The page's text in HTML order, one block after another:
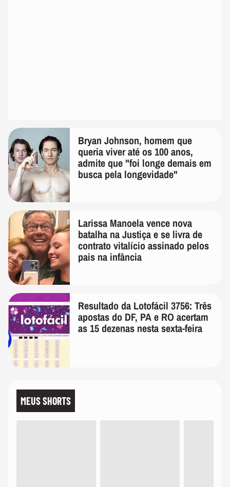
Bryan Johnson, homem que
queria viver até os 100 anos,
admite que "foi longe demais em
busca pela longevidade"
Larissa Manoela vence nova
batalha na Justiça e se livra de
contrato vitalício assinado pelos
pais na infância
Resultado da Lotofácil 3756: Três
apostas do DF, PA e RO acertam
as 15 dezenas nesta sexta-feira
MEUS SHORTS